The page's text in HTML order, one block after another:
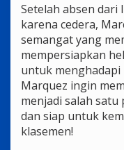
Setelah absen
karena cedera,
semangat yang
mempersiapkan
untuk menghadapi
Marquez ingin
menjadi salah
dan siap untuk
klasemen!